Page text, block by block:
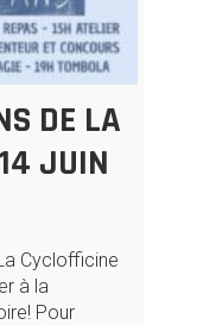
DE LA
JUIN
Cyclofficine
à la
Pour